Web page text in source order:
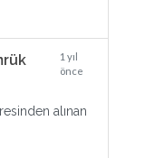
1 yıl
önce
alınan